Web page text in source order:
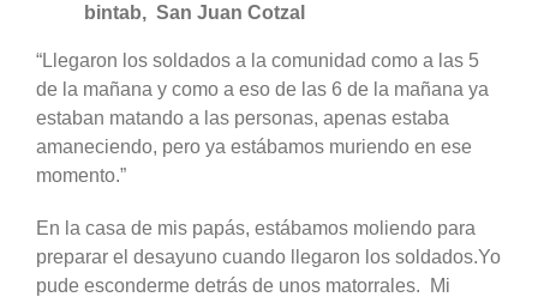
bintab, San Juan Cotzal
“Llegaron los soldados a la comunidad como a las 5
de la mañana y como a eso de las 6 de la mañana ya
estaban matando a las personas, apenas estaba
amaneciendo, pero ya estábamos muriendo en ese
momento.”
En la casa de mis papás, estábamos moliendo para
preparar el desayuno cuando llegaron los soldados.Yo
pude esconderme detrás de unos matorrales. Mi